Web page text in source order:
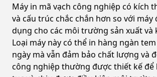
Máy in mã vạch công nghiệp có kích
và cấu trúc chắc chắn hơn so với máy
dụng cho các môi trường sản xuất và
Loại máy này có thể in hàng ngàn
ngày mà vẫn đảm bảo chất lượng và
công nghiệp thường được thiết kế để